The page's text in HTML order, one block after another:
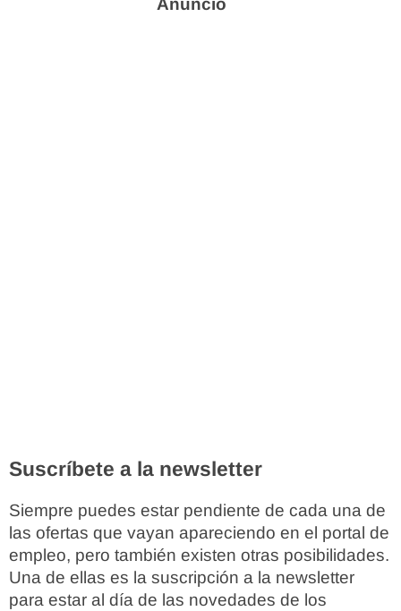
Suscríbete a la newsletter
Siempre puedes estar pendiente de cada una de
las ofertas que vayan apareciendo en el portal de
empleo, pero también existen otras posibilidades.
Una de ellas es la suscripción a la newsletter
para estar al día de las novedades de los